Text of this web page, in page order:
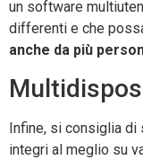
un software
differenti e che
anche da più
Infine, si consiglia
integri al meglio su